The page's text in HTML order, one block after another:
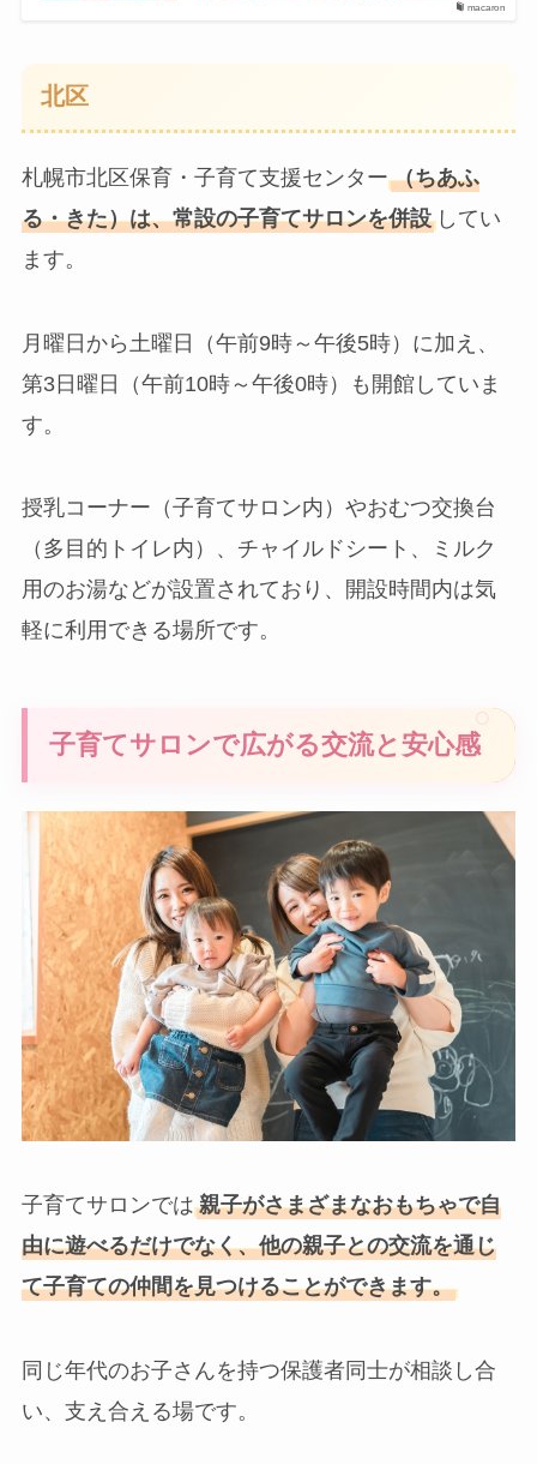
macaron
北区
札幌市北区保育・子育て支援センター （ちあふ
る・きた）は、常設の子育てサロンを併設 してい
ます。
月曜日から土曜日（午前9時～午後5時）に加え、
第3日曜日（午前10時～午後0時）も開館していま
す。
授乳コーナー（子育てサロン内）やおむつ交換台
（多目的トイレ内）、チャイルドシート、ミルク
用のお湯などが設置されており、開設時間内は気
軽に利用できる場所です。
子育てサロンで広がる交流と安心感
子育てサロンでは 親子がさまざまなおもちゃで自
由に遊べるだけでなく、他の親子との交流を通じ
て子育ての仲間を見つけることができます。
同じ年代のお子さんを持つ保護者同士が相談し合
い、支え合える場です。